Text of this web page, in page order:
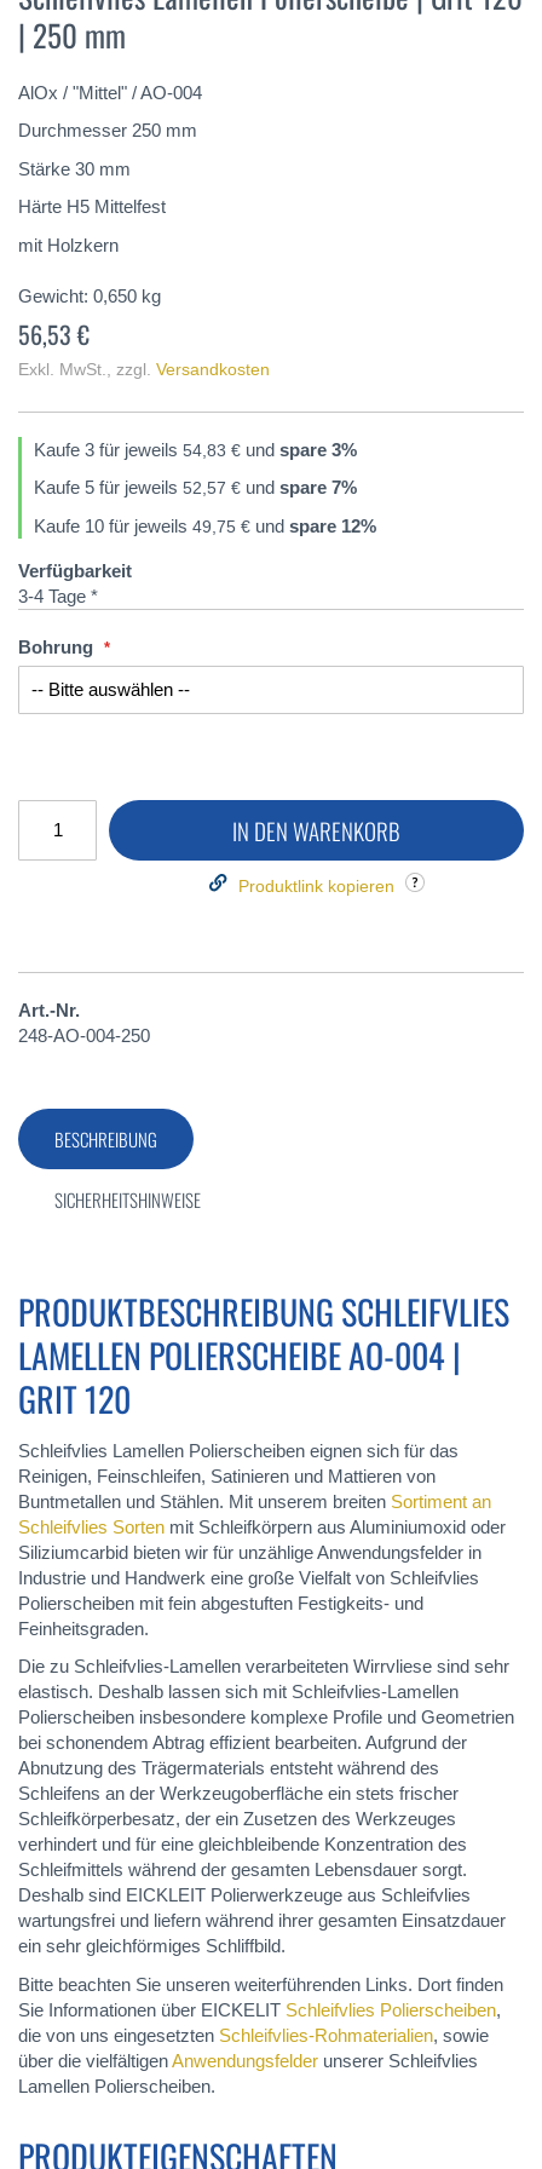
Bildergalerie
springen
| 250 mm
AlOx / "Mittel" / AO-004
Durchmesser 250 mm
Stärke 30 mm
Härte H5 Mittelfest
mit Holzkern
Gewicht: 0,650 kg
56,53 €
Exkl. MwSt. zzgl. Versandkosten
Kaufe 3 für jeweils 54,83 € und spare 3%
Kaufe 5 für jeweils 52,57 € und spare 7%
Kaufe 10 für jeweils 49,75 € und spare 12%
Verfügbarkeit
3-4 Tage *
Bohrung
IN DEN WARENKORB
Produktlink kopieren
Art.-Nr.
248-AO-004-250
BESCHREIBUNG
PRODUKTBESCHREIBUNG SCHLEIFVLIES
LAMELLEN POLIERSCHEIBE AO-004 |
GRIT 120
Schleifvlies Lamellen Polierscheiben eignen sich für das
Reinigen, Feinschleifen, Satinieren und Mattieren von
Buntmetallen und Stählen. Mit unserem breiten Sortiment an
Schleifvlies Sorten mit Schleifkörpern aus Aluminiumoxid oder
Siliziumcarbid bieten wir für unzählige Anwendungsfelder in
Industrie und Handwerk eine große Vielfalt von Schleifvlies
Polierscheiben mit fein abgestuften Festigkeits- und
Feinheitsgraden.
Die zu Schleifvlies-Lamellen verarbeiteten Wirrvliese sind sehr
elastisch. Deshalb lassen sich mit Schleifvlies-Lamellen
Polierscheiben insbesondere komplexe Profile und Geometrien
bei schonendem Abtrag effizient bearbeiten. Aufgrund der
Abnutzung des Trägermaterials entsteht während des
Schleifens an der Werkzeugoberfläche ein stets frischer
Schleifkörperbesatz, der ein Zusetzen des Werkzeuges
verhindert und für eine gleichbleibende Konzentration des
Schleifmittels während der gesamten Lebensdauer sorgt.
Deshalb sind EICKLEIT Polierwerkzeuge aus Schleifvlies
wartungsfrei und liefern während ihrer gesamten Einsatzdauer
ein sehr gleichförmiges Schliffbild.
Bitte beachten Sie unseren weiterführenden Links. Dort finden
Sie Informationen über EICKELIT Schleifvlies Polierscheiben,
die von uns eingesetzten Schleifvlies-Rohmaterialien, sowie
über die vielfältigenAnwendungsfelder unserer Schleifvlies
Lamellen Polierscheiben.
PRODUKTEIGENSCHAFTEN
SICHERHEITSHINWEISE